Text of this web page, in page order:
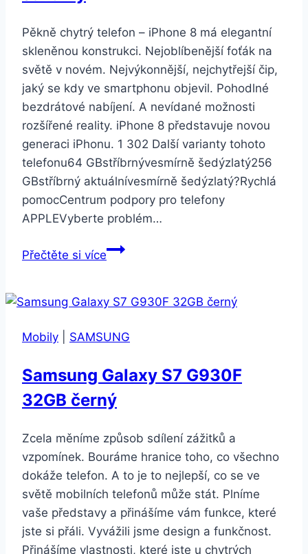
Pěkně chytrý telefon – iPhone 8 má elegantní
skleněnou konstrukci. Nejoblíbenější foťák na
světě v novém. Nejvýkonnější, nejchytřejší čip,
jaký se kdy ve smartphonu objevil. Pohodlné
bezdrátové nabíjení. A nevídané možnosti
rozšířené reality. iPhone 8 představuje novou
generaci iPhonu. 1 302 Další varianty tohoto
telefonu64 GBstříbrnývesmírně šedýzlatý256
GBstříbrný aktuálnívesmírně šedýzlatý?Rychlá
pomocCentrum podpory pro telefony
APPLEVyberte problém…
Přečtěte si víceApple
Plus
stříbrný
Mobily SAMSUNG
Samsung Galaxy S7 G930F
32GB černý
Zcela měníme způsob sdílení zážitků a
vzpomínek. Bouráme hranice toho, co všechno
dokáže telefon. A to je to nejlepší, co se ve
světě mobilních telefonů může stát. Plníme
vaše představy a přinášíme vám funkce, které
jste si přáli. Vyvážili jsme design a funkčnost.
Přinášíme vlastnosti, které jste u chytrých